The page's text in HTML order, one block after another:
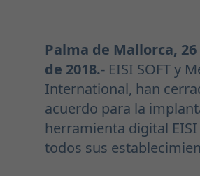
Palma de Mallorca,
de 2018.- EISI SOFT y
International, han
acuerdo para la
herramienta digital EISI
todos sus